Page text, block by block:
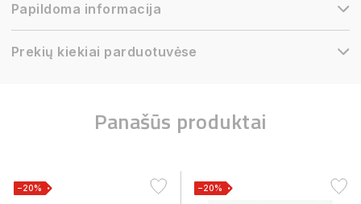
Papildoma informacija
Prekių kiekiai parduotuvėse
Panašūs produktai
−20% −20%